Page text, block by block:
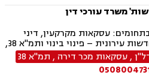
משרד עורכי דין
עסקאות מקרקעין, דיני
מקרקעין, התחדשות עירונית – פינוי בינוי ותמ"א 38,
קבוצות רכישה, תכנון ובניה
,עסקאות מכר דירה , תמ"א 38